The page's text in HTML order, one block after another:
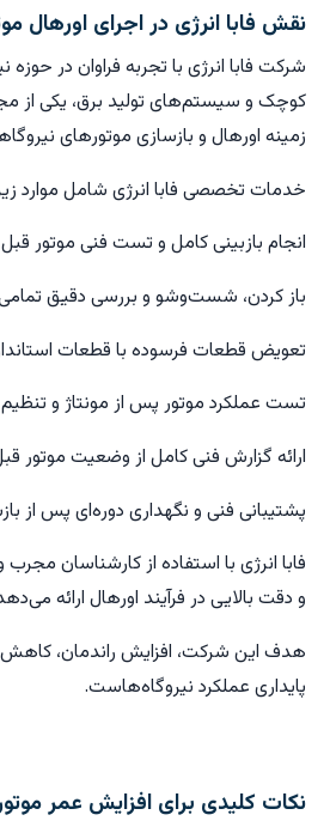
نقش فابا انرژی در اجرای اورهال
شرکت فابا انرژی با تجربه فراوان در
کوچک و سیستم‌های تولید برق، یکی از
زمینه اورهال و بازسازی موتورهای
خدمات تخصصی فابا انرژی شامل موارد
انجام بازبینی کامل و تست فنی موتور قبل
باز کردن، شست‌وشو و بررسی دقیق
تعویض قطعات فرسوده با قطعات
تست عملکرد موتور پس از مونتاژ و
ارائه گزارش فنی کامل از وضعیت موتور
پشتیبانی فنی و نگهداری دوره‌ای پس از
فابا انرژی با استفاده از کارشناسان
و دقت بالایی در فرآیند اورهال ارائه
هدف این شرکت، افزایش راندمان،
پایداری عملکرد نیروگاه‌هاست.
نکات کلیدی برای افزایش عمر